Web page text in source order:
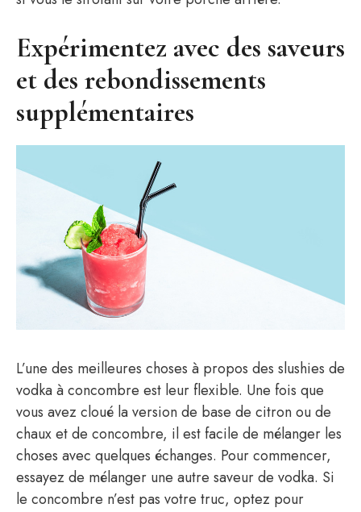
Expérimentez avec des saveurs
et des rebondissements
supplémentaires
L’une des meilleures choses à propos des slushies de
vodka à concombre est leur flexible. Une fois que
vous avez cloué la version de base de citron ou de
chaux et de concombre, il est facile de mélanger les
choses avec quelques échanges. Pour commencer,
essayez de mélanger une autre saveur de vodka. Si
le concombre n’est pas votre truc, optez pour